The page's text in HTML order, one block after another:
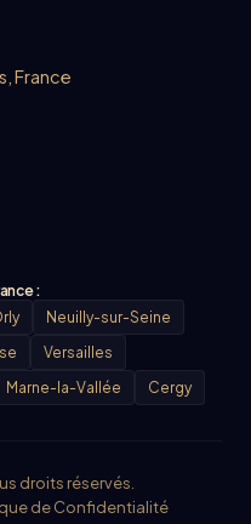
France
:
Neuilly-sur-Seine
Versailles
Marne-la-Vallée
Cergy
droits réservés.
de Confidentialité